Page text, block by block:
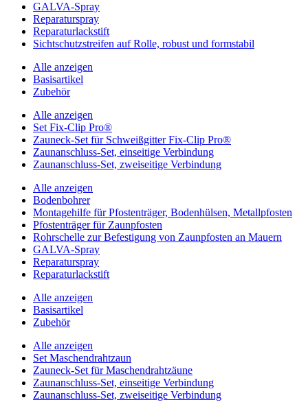
GALVA-Spray
Reparaturspray
Reparaturlackstift
Sichtschutzstreifen auf Rolle, robust und formstabil
Alle anzeigen
Basisartikel
Zubehör
Alle anzeigen
Set Fix-Clip Pro®
Zauneck-Set für Schweißgitter Fix-Clip Pro®
Zaunanschluss-Set, einseitige Verbindung
Zaunanschluss-Set, zweiseitige Verbindung
Alle anzeigen
Bodenbohrer
Montagehilfe für Pfostenträger, Bodenhülsen, Metallpfosten
Pfostenträger für Zaunpfosten
Rohrschelle zur Befestigung von Zaunpfosten an Mauern
GALVA-Spray
Reparaturspray
Reparaturlackstift
Alle anzeigen
Basisartikel
Zubehör
Alle anzeigen
Set Maschendrahtzaun
Zauneck-Set für Maschendrahtzäune
Zaunanschluss-Set, einseitige Verbindung
Zaunanschluss-Set, zweiseitige Verbindung